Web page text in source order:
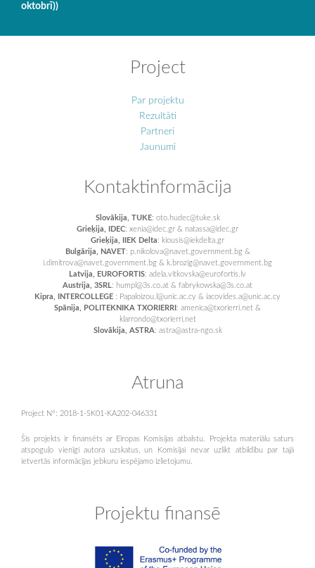
oktobrī))
Project
Par projektu
Rezultāti
Partneri
Jaunumi
Kontaktinformācija
Slovākija, TUKE: oto.hudec@tuke.sk
Grieķija, IDEC: xenia@idec.gr & natassa@idec.gr
Grieķija, IIEK Delta: kiousis@iekdelta.gr
Bulgārija, NAVET: p.nikolova@navet.government.bg &
i.dimitrova@navet.government.bg & k.brozig@navet.government.bg
Latvija, EUROFORTIS: adela.vitkovska@eurofortis.lv
Austrija, 3SRL: humpl@3s.co.at & fabrykowska@3s.co.at
Kipra, INTERCOLLEGE : Papaloizou.l@unic.ac.cy & iacovides.a@unic.ac.cy
Spānija, POLITEKNIKA TXORIERRI : amenica@txorierri.net &
klarrondo@txorierri.net
Slovākija, ASTRA: astra@astra-ngo.sk
Atruna
Project N°: 2018-1-SK01-KA202-046331
Šis projekts ir finansēts ar Eiropas Komisijas atbalstu. Projekta materiālu saturs
atspoguļo vienīgi autora uzskatus, un Komisijai nevar uzlikt atbildību par tajā
ietvertās informācijas jebkuru iespējamo izlietojumu.
Projektu finansē